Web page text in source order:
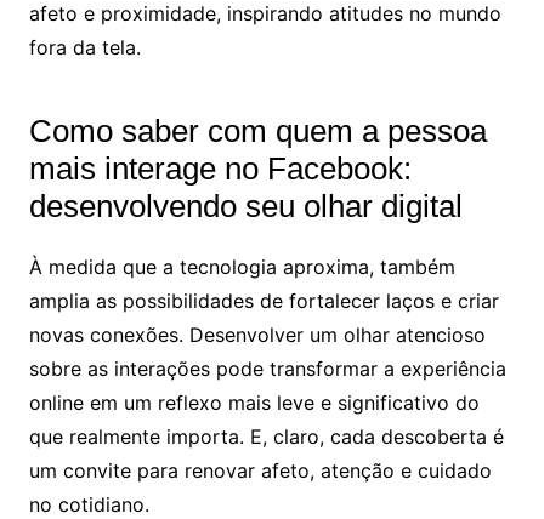
afeto e proximidade, inspirando atitudes no mundo
fora da tela.
Como saber com quem a pessoa
mais interage no Facebook:
desenvolvendo seu olhar digital
À medida que a tecnologia aproxima, também
amplia as possibilidades de fortalecer laços e criar
novas conexões. Desenvolver um olhar atencioso
sobre as interações pode transformar a experiência
online em um reflexo mais leve e significativo do
que realmente importa. E, claro, cada descoberta é
um convite para renovar afeto, atenção e cuidado
no cotidiano.